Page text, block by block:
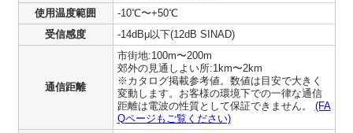
使用温度範囲
-10℃〜+50℃
受信感度
-14dBμ以下(12dB SINAD)
通信距離
市街地:100m〜200m
郊外の見通しよい所:1km〜2km
※カタログ掲載参考値。数値は目安で大きく
変動します。お客様の環境下での一律な通信
距離は電波の性質として保証できません。 (FA
Qページもご覧ください)